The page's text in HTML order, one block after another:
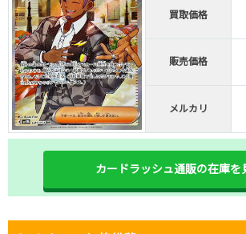
TORAオリパ
・リリース1周年イベント開催
・新規登録で最大90%OFF
初回登録で4種類
TORAオリパ公式は
買取価格
販売価格
メルカリ
カードラッシュ通販の在庫を